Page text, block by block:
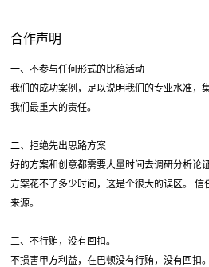
合作声明
一、不参与任何形式的比稿活动
我们的成功案例，足以说明我们的专业水准，
我们最重大的责任。
二、拒绝先出思路方案
好的方案和创意都需要大量时间去调研分析论
方案花不了多少时间，这是个很大的误区。
来源。
三、不行贿，没有回扣。
不损害甲方利益，在巴顿没有行贿，没有回扣